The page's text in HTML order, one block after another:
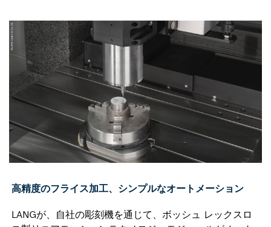
高精度のフライス加工、シンプルなオートメーション
LANGが、自社の彫刻機を通じて、ボッシュ レックスロ